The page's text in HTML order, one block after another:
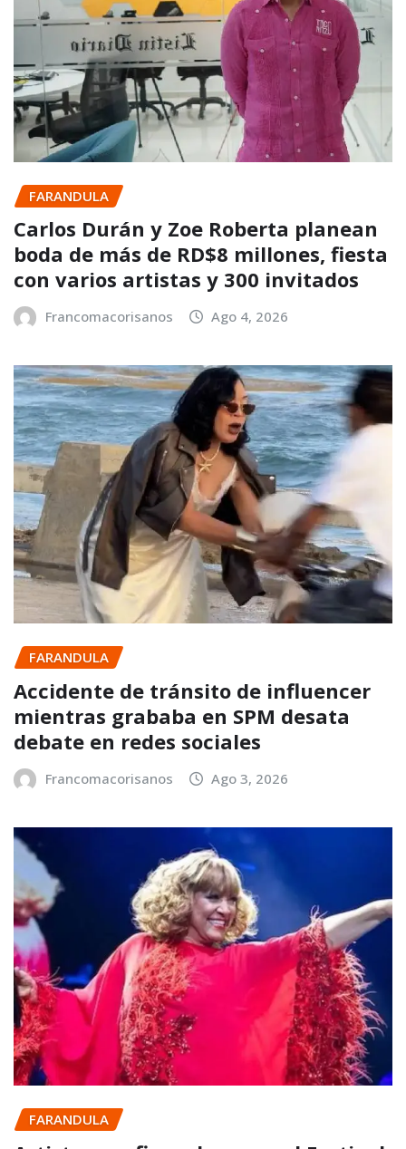
FARANDULA
Carlos Durán y Zoe Roberta planean
boda de más de RD$8 millones, fiesta
con varios artistas y 300 invitados
Francomacorisanos Ago 4, 2026
FARANDULA
Accidente de tránsito de influencer
mientras grababa en SPM desata
debate en redes sociales
Francomacorisanos Ago 3, 2026
FARANDULA